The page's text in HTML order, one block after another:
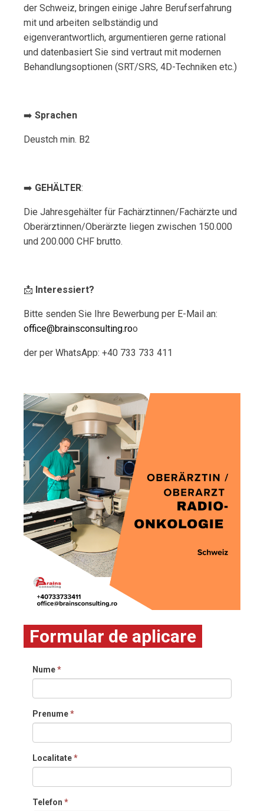
der Schweiz, bringen einige Jahre Berufserfahrung
mit und arbeiten selbständig und
eigenverantwortlich, argumentieren gerne rational
und datenbasiert Sie sind vertraut mit modernen
Behandlungsoptionen (SRT/SRS, 4D-Techniken etc.)
➡️ Sprachen
Deustch min. B2
➡️ GEHÄLTER:
Die Jahresgehälter für Fachärztinnen/Fachärzte und
Oberärztinnen/Oberärzte liegen zwischen 150.000
und 200.000 CHF brutto.
📩 Interessiert?
Bitte senden Sie Ihre Bewerbung per E-Mail an:
office@brainsconsulting.roo
der per WhatsApp: +40 733 733 411
Formular de aplicare
Nume*
Prenume*
Localitate*
Telefon *